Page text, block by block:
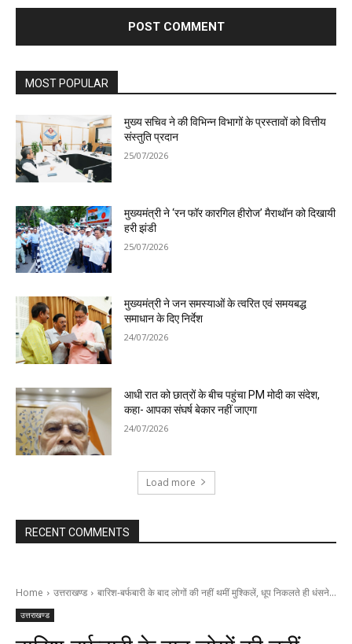
MOST POPULAR
मुख्य सचिव ने की विभिन्न विभागों के प्रस्तावों को वित्तीय
संस्तुति प्रदान
25/07/2026
मुख्यमंत्री ने ‘रन फॉर कारगिल हीरोज’ मैराथॉन को दिखायी
हरी झंडी
25/07/2026
मुख्यमंत्री ने जन समस्याओं के त्वरित एवं समयबद्ध
समाधान के दिए निर्देश
24/07/2026
आधी रात को छात्रों के बीच पहुंचा PM मोदी का संदेश,
कहा- आपका संघर्ष बेकार नहीं जाएगा
24/07/2026
Load more
RECENT COMMENTS